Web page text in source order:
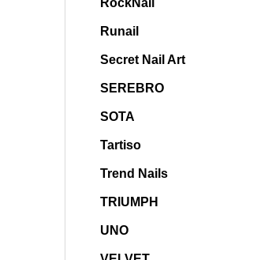
RockNail
Runail
Secret Nail Art
SEREBRO
SOTA
Tartiso
Trend Nails
TRIUMPH
UNO